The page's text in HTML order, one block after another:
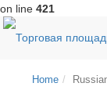
on line 421
Home